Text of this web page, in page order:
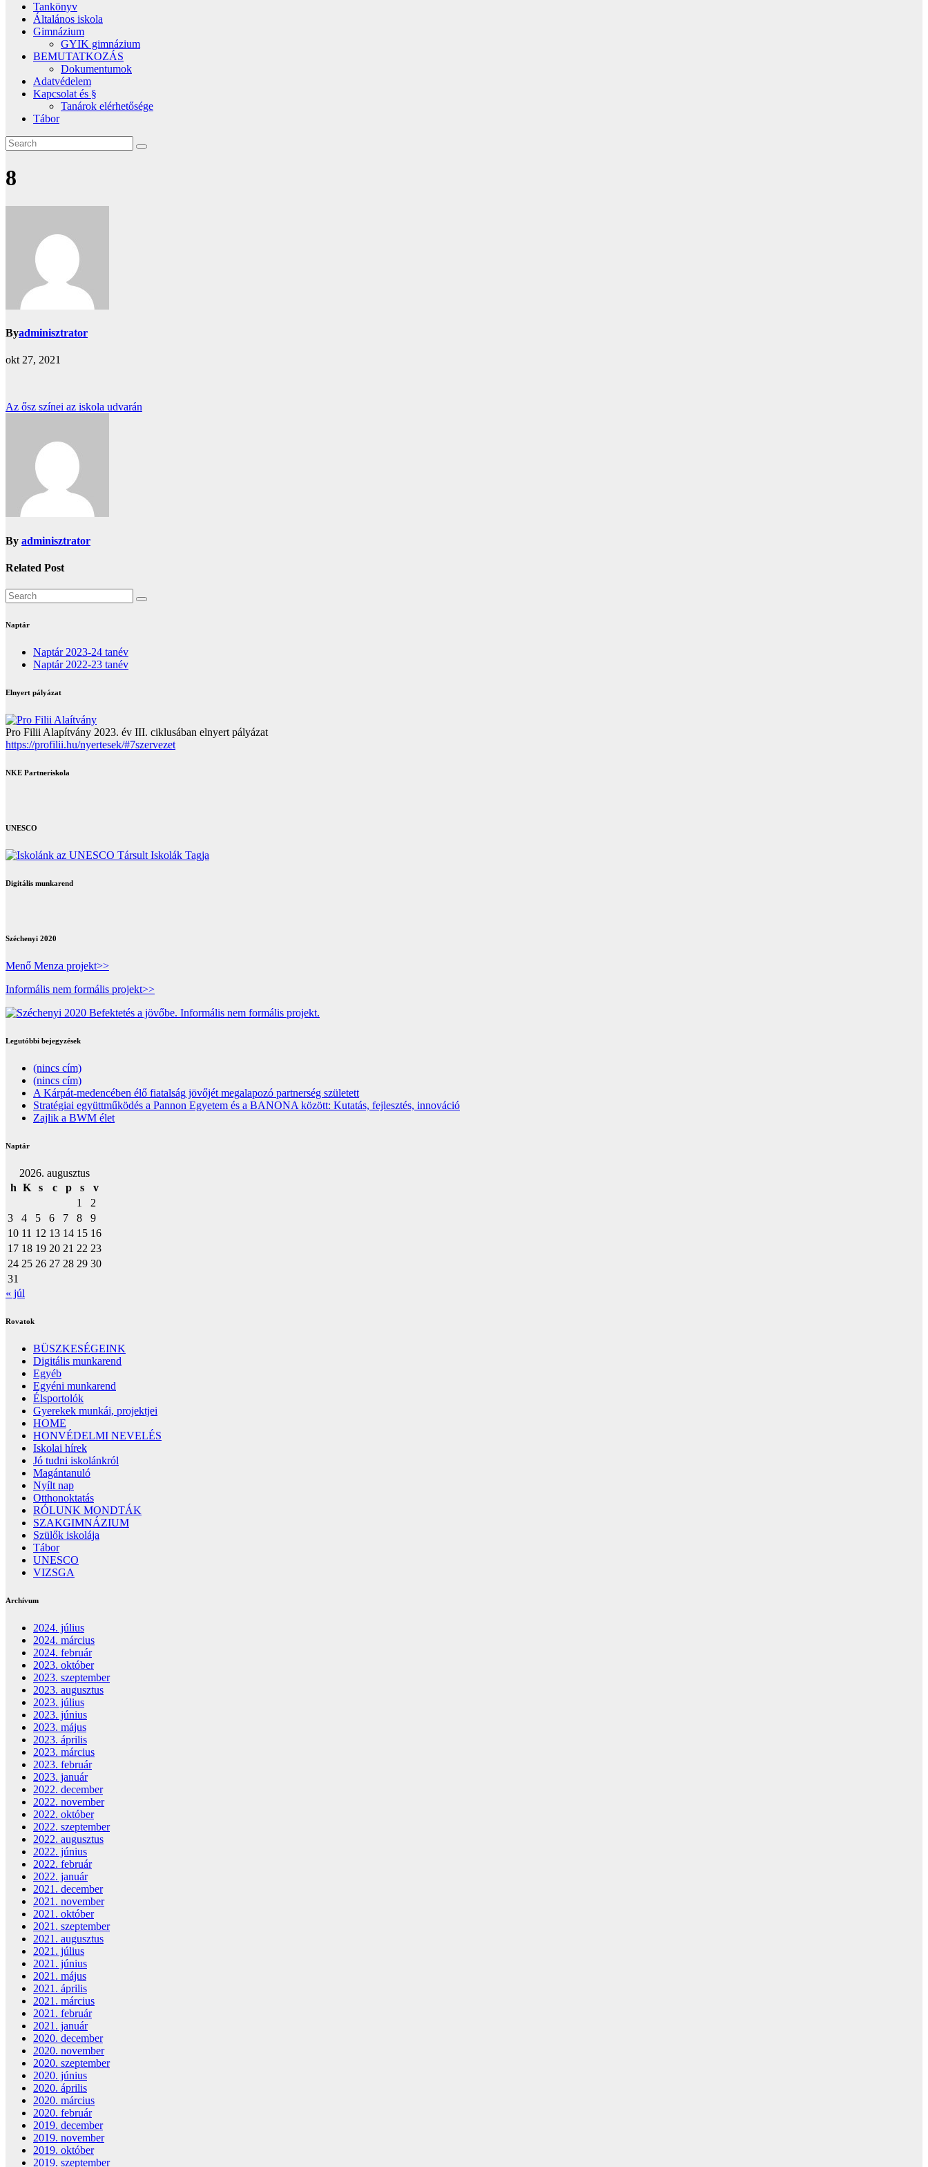
Tankönyv
Általános iskola
Gimnázium
GYIK gimnázium
BEMUTATKOZÁS
Dokumentumok
Adatvédelem
Kapcsolat és §
Tanárok elérhetősége
Tábor
8
Byadminisztrator
okt 27, 2021
Bejegyzés
Az ősz színei az iskola udvarán
By adminisztrator
Related Post
Naptár
Naptár 2023-24 tanév
Naptár 2022-23 tanév
Elnyert pályázat
Pro Filii Alapítvány 2023. év III. ciklusában elnyert pályázat
https://profilii.hu/nyertesek/#7szervezet
NKE Partneriskola
UNESCO
Digitális munkarend
Széchenyi 2020
Menő Menza projekt>>
Informális nem formális projekt>>
Legutóbbi bejegyzések
(nincs cím)
(nincs cím)
A Kárpát-medencében élő fiatalság jövőjét megalapozó partnerség született
Stratégiai együttműködés a Pannon Egyetem és a BANONA között: Kutatás, fejlesztés, innováció
Zajlik a BWM élet
Naptár
2026. augusztus
h K s c p s
v
1
2
3
4 5 6 7 8
9
10 11 12 13 14 15 16
17 18 19 20 21 22 23
24 25 26 27 28 29 30
31
« júl
Rovatok
BÜSZKESÉGEINK
Digitális munkarend
Egyéb
Egyéni munkarend
Élsportolók
Gyerekek munkái, projektjei
HOME
HONVÉDELMI NEVELÉS
Iskolai hírek
Jó tudni iskolánkról
Magántanuló
Nyílt nap
Otthonoktatás
RÓLUNK MONDTÁK
SZAKGIMNÁZIUM
Szülők iskolája
Tábor
UNESCO
VIZSGA
Archívum
2024. július
2024. március
2024. február
2023. október
2023. szeptember
2023. augusztus
2023. július
2023. június
2023. május
2023. április
2023. március
2023. február
2023. január
2022. december
2022. november
2022. október
2022. szeptember
2022. augusztus
2022. június
2022. február
2022. január
2021. december
2021. november
2021. október
2021. szeptember
2021. augusztus
2021. július
2021. június
2021. május
2021. április
2021. március
2021. február
2021. január
2020. december
2020. november
2020. szeptember
2020. június
2020. április
2020. március
2020. február
2019. december
2019. november
2019. október
2019. szeptember